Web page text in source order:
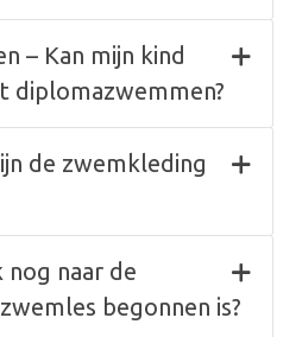
– Kan mijn kind
diplomazwemmen?
de zwemkleding
nog naar de
begonnen is?